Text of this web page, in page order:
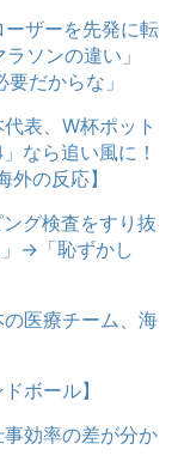
ーザーを先発に転
ソンの違い」
だからな」
表、W杯ポット
なら追い風に！
の反応】
グ検査をすり抜
→「恥ずかし
医療チーム、海
ボール】
効率の差が分か